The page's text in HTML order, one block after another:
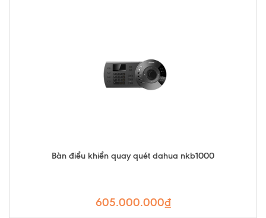
Bàn điểu khiển quay quét dahua nkb1000
605.000.000₫